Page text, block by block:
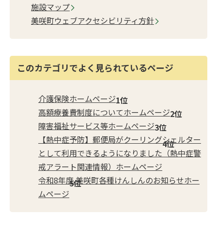
施設マップ
美咲町ウェブアクセシビリティ方針
このカテゴリでよく見られているページ
介護保険ホームページ
高額療養費制度についてホームページ
障害福祉サービス等ホームページ
【熱中症予防】郵便局がクーリングシェルター
として利用できるようになりました（熱中症警
戒アラート関連情報）ホームページ
令和8年度 美咲町各種けんしんのお知らせホー
ムページ